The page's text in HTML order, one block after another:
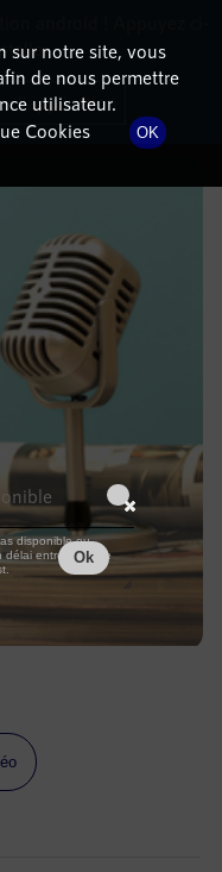
sur notre site, vous
de nous permettre
utilisateur.
Cookies
OK
l'application
disponible ou
délai entre la fin de
Ok